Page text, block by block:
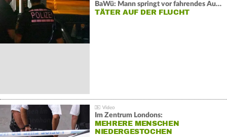
BaWü: Mann springt vor fahrendes Auto und schießt
TÄTER AUF DER FLUCHT
Im Zentrum Londons:
MEHRERE MENSCHEN
NIEDERGESTOCHEN